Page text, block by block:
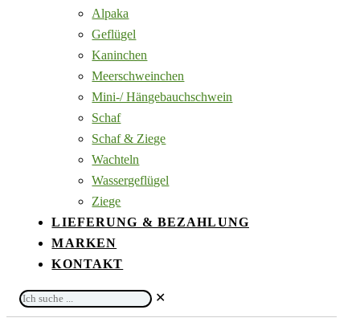
Alpaka
Geflügel
Kaninchen
Meerschweinchen
Mini-/ Hängebauchschwein
Schaf
Schaf & Ziege
Wachteln
Wassergeflügel
Ziege
LIEFERUNG & BEZAHLUNG
MARKEN
KONTAKT
Ich
✕